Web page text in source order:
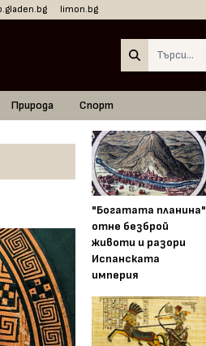
limon.bg
Природа Спорт
"Богатата планина"
отне безброй
животи и разори
Испанската
империя